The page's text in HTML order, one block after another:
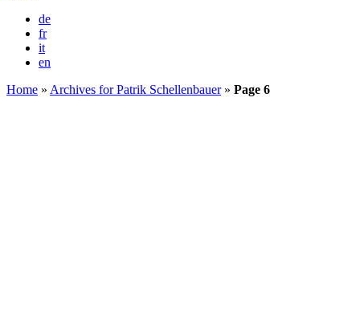
de
fr
it
en
Home » Archives for Patrik Schellenbauer» Page 6